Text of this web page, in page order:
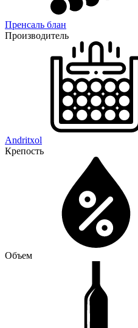
Пренсаль блан
Производитель
Andritxol
Крепость
Объем